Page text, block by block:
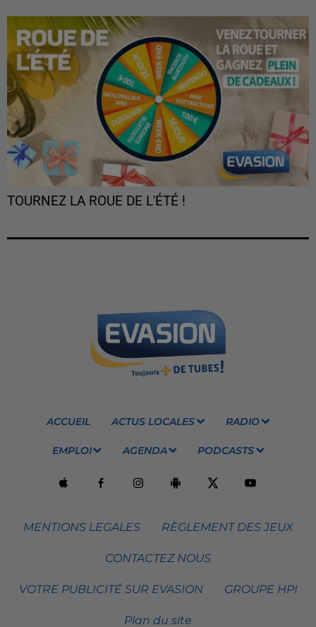
TOURNEZ LA ROUE DE L'ÉTÉ !
ACCUEIL ACTUS LOCALES RADIO
EMPLOI AGENDA PODCASTS
MENTIONS LEGALES RÈGLEMENT DES JEUX
CONTACTEZ NOUS
VOTRE PUBLICITÉ SUR EVASION GROUPE HPI
Plan du site